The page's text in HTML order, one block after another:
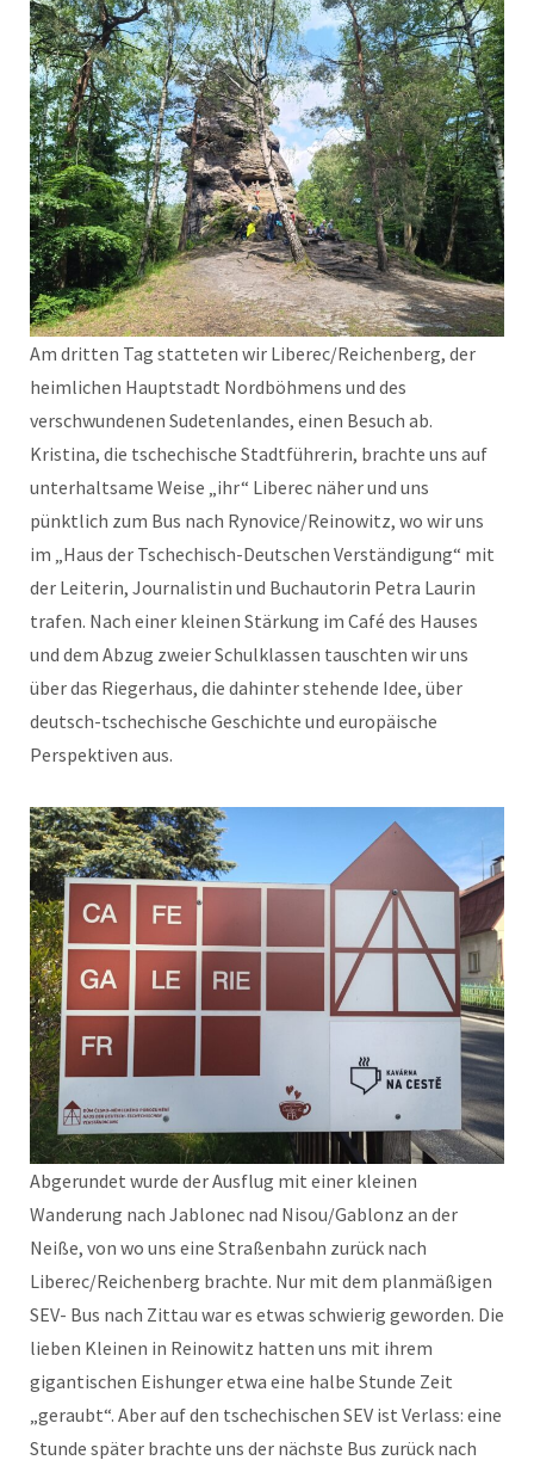
Am dritten Tag statteten wir Liberec/Reichenberg, der
heimlichen Hauptstadt Nordböhmens und des
verschwundenen Sudetenlandes, einen Besuch ab.
Kristina, die tschechische Stadtführerin, brachte uns auf
unterhaltsame Weise „ihr“ Liberec näher und uns
pünktlich zum Bus nach Rynovice/Reinowitz, wo wir uns
im „Haus der Tschechisch-Deutschen Verständigung“ mit
der Leiterin, Journalistin und Buchautorin Petra Laurin
trafen. Nach einer kleinen Stärkung im Café des Hauses
und dem Abzug zweier Schulklassen tauschten wir uns
über das Riegerhaus, die dahinter stehende Idee, über
deutsch-tschechische Geschichte und europäische
Perspektiven aus.
Abgerundet wurde der Ausflug mit einer kleinen
Wanderung nach Jablonec nad Nisou/Gablonz an der
Neiße, von wo uns eine Straßenbahn zurück nach
Liberec/Reichenberg brachte. Nur mit dem planmäßigen
SEV- Bus nach Zittau war es etwas schwierig geworden. Die
lieben Kleinen in Reinowitz hatten uns mit ihrem
gigantischen Eishunger etwa eine halbe Stunde Zeit
„geraubt“. Aber auf den tschechischen SEV ist Verlass: eine
Stunde später brachte uns der nächste Bus zurück nach